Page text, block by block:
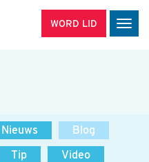
WORD LID
Nieuws
Blog
Tip
Video